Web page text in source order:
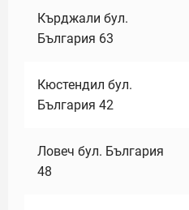
Кърджали бул.
България 63
Кюстендил бул.
България 42
Ловеч бул. България
48